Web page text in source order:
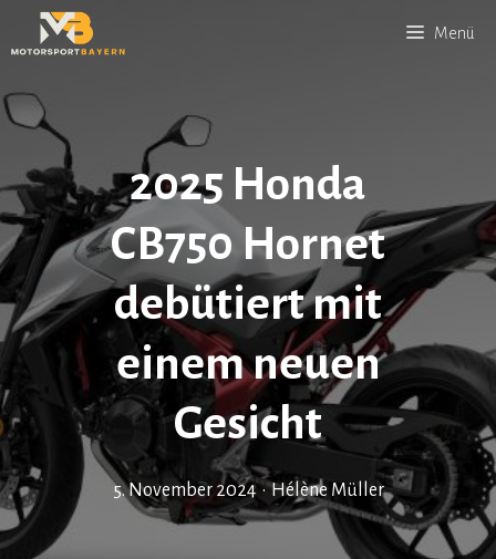
Inhalt
Menü
2025 Honda
CB750 Hornet
debütiert mit
einem neuen
Gesicht
5. November 2024 • Hélène Müller